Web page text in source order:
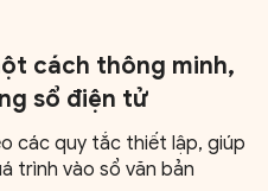
cách thông minh,
sổ điện tử
các quy tắc thiết lập, giúp
trình vào sổ văn bản